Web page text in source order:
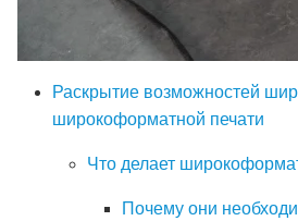
Раскрытие возможностей
широкоформатной печати
Что делает
Почему они